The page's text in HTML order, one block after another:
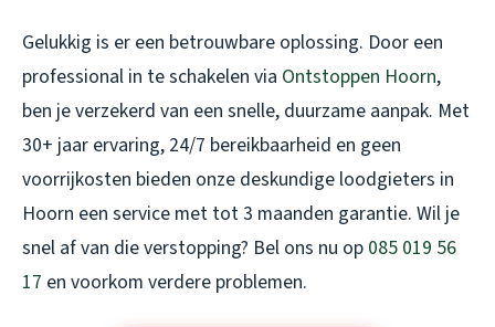
Gelukkig is er een betrouwbare oplossing. Door een
professional in te schakelen via Ontstoppen Hoorn,
ben je verzekerd van een snelle, duurzame aanpak. Met
30+ jaar ervaring, 24/7 bereikbaarheid en geen
voorrijkosten bieden onze deskundige loodgieters in
Hoorn een service met tot 3 maanden garantie. Wil je
snel af van die verstopping? Bel ons nu op 085 019 56
17 en voorkom verdere problemen.